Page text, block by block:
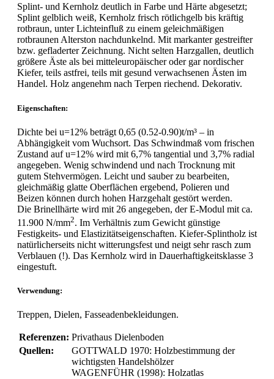
Splint- und Kernholz deutlich in Farbe und Härte abgesetzt;
Splint gelblich weiß, Kernholz frisch rötlichgelb bis kräftig
rotbraun, unter Lichteinfluß zu einem geleichmäßigen
rotbraunen Alterston nachdunkelnd. Mit markanter gestreifter
bzw. gefladerter Zeichnung. Nicht selten Harzgallen, deutlich
größere Äste als bei mitteleuropäischer oder gar nordischer
Kiefer, teils astfrei, teils mit gesund verwachsenen Ästen im
Handel. Holz angenehm nach Terpen riechend. Dekorativ.
Eigenschaften:
Dichte bei u=12% beträgt 0,65 (0.52-0.90)t/m³ – in
Abhängigkeit vom Wuchsort. Das Schwindmaß vom frischen
Zustand auf u=12% wird mit 6,7% tangential und 3,7% radial
angegeben. Wenig schwindend und nach Trocknung mit
gutem Stehvermögen. Leicht und sauber zu bearbeiten,
gleichmäßig glatte Oberflächen ergebend, Polieren und
Beizen können durch hohen Harzgehalt gestört werden.
Die Brinellhärte wird mit 26 angegeben, der E-Modul mit ca.
11.900 N/mm2. Im Verhältnis zum Gewicht günstige
Festigkeits- und Elastizitätseigenschaften. Kiefer-Splintholz ist
natürlicherseits nicht witterungsfest und neigt sehr rasch zum
Verblauen (!). Das Kernholz wird in Dauerhaftigkeitsklasse 3
eingestuft.
Verwendung:
Treppen, Dielen, Fasseadenbekleidungen.
Referenzen: Privathaus Dielenboden
Quellen:
GOTTWALD 1970: Holzbestimmung der
wichtigsten Handelshölzer
WAGENFÜHR (1998): Holzatlas